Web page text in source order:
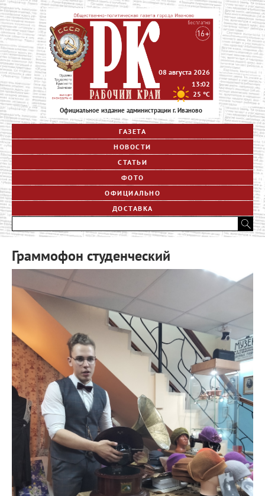
Официальное издание администрации г. Иваново
08 августа 2026
13:02
25 °C
ГАЗЕТА
НОВОСТИ
СТАТЬИ
ФОТО
ОФИЦИАЛЬНО
ДОСТАВКА
Граммофон студенческий